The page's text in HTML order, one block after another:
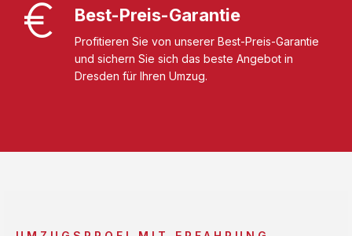
Best-Preis-Garantie
Profitieren Sie von unserer Best-Preis-Garantie
und sichern Sie sich das beste Angebot in
Dresden für Ihren Umzug.